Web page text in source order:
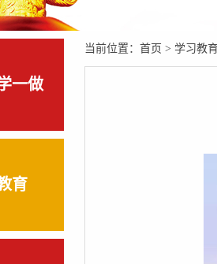
一做
育
当前位置： 首页 > 学习教